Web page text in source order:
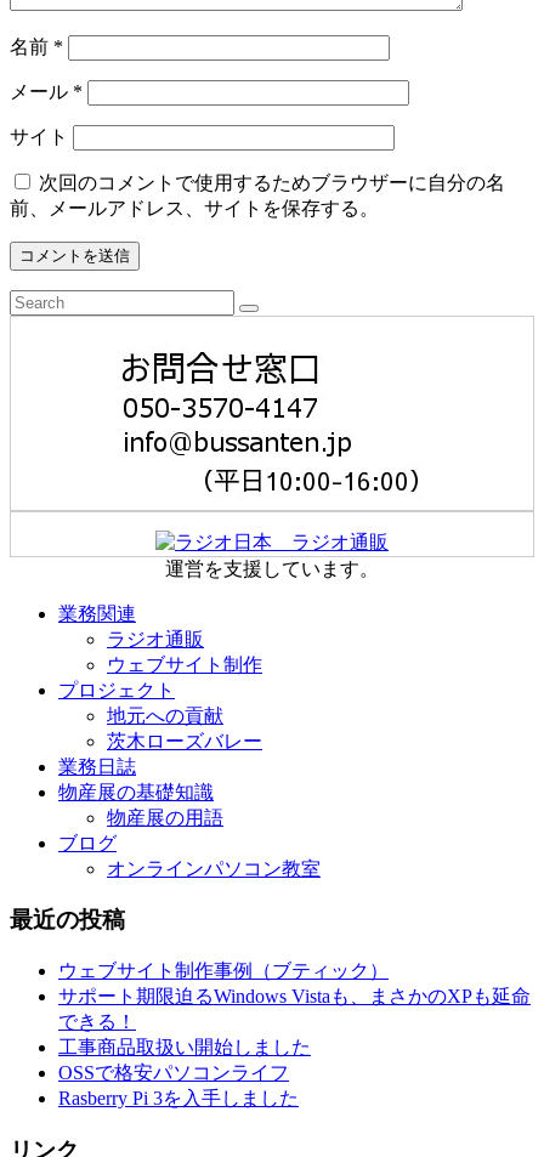
名前 *
メール *
サイト
次回のコメントで使用するためブラウザーに自分の名
前、メールアドレス、サイトを保存する。
運営を支援しています。
業務関連
ラジオ通販
ウェブサイト制作
プロジェクト
地元への貢献
茨木ローズバレー
業務日誌
物産展の基礎知識
物産展の用語
ブログ
オンラインパソコン教室
最近の投稿
ウェブサイト制作事例（ブティック）
サポート期限迫るWindows Vistaも、まさかのXPも延命
できる！
工事商品取扱い開始しました
OSSで格安パソコンライフ
Rasberry Pi 3を入手しました
リンク